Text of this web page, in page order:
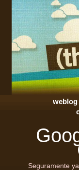
weblog
Seguramente